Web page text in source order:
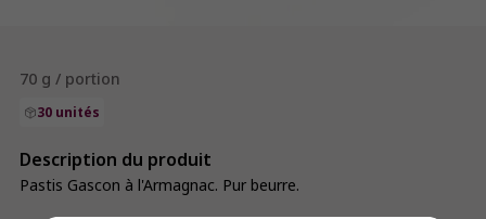
70 g / portion
30 unités
Description du produit
Pastis Gascon à l'Armagnac. Pur beurre.